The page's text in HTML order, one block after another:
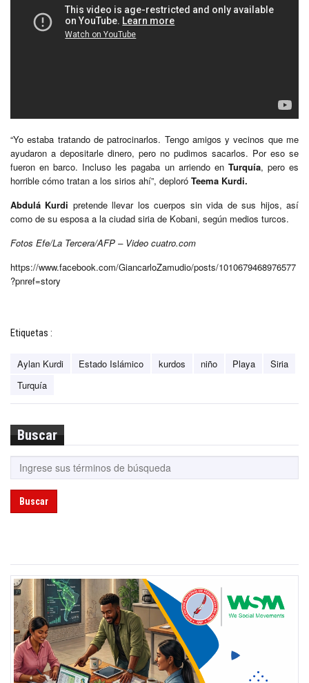
“Yo estaba tratando de patrocinarlos. Tengo amigos y vecinos que me
ayudaron a depositarle dinero, pero no pudimos sacarlos. Por eso se
fueron en barco. Incluso les pagaba un arriendo en Turquía, pero es
horrible cómo tratan a los sirios ahí”, deploró Teema Kurdi.
Abdulá Kurdi pretende llevar los cuerpos sin vida de sus hijos, así
como de su esposa a la ciudad siria de Kobani, según medios turcos.
Fotos Efe/La Tercera/AFP – Video cuatro.com
https://www.facebook.com/GiancarloZamudio/posts/1010679468976577
?pnref=story
Etiquetas :
Aylan Kurdi Estado Islámico kurdos niño Playa
Siria
Turquía
Buscar
Buscar